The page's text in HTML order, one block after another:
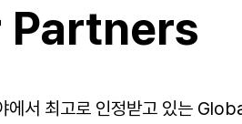
Partners
에서 최고로 인정받고 있는